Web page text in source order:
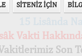
SİTENİZ İÇİN
Vakti
Son